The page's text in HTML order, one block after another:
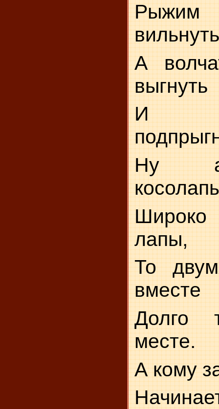
Рыжим
А
выгнуть
И
Ну
лапы,
То
вместе
Долго
месте.
А кому